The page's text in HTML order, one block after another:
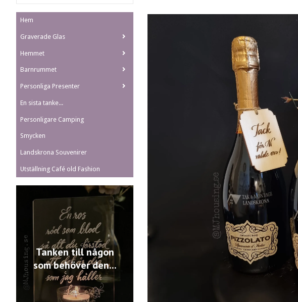
Hem
Graverade Glas
Hemmet
Barnrummet
Personliga Presenter
En sista tanke...
Personligare Camping
Smycken
Landskrona Souvenirer
Utställning Café old Fashion
Tanken till någon
som behöver den...